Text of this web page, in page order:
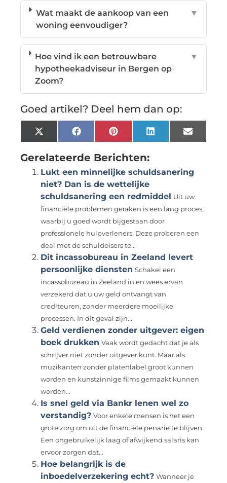
Wat maakt de aankoop van een
woning eenvoudiger?
▼
Hoe vind ik een betrouwbare
hypotheekadviseur in Bergen op
Zoom?
▼
Goed artikel? Deel hem dan op:
X
(Twitter)
FacebookPinterestLinkedInEmail
Gerelateerde Berichten:
Lukt een minnelijke schuldsanering
niet? Dan is de wettelijke
schuldsanering een redmiddel Uit uw
financiële problemen geraken is een lang proces,
waarbij u goed wordt bijgestaan door
professionele hulpverleners. Deze proberen een
deal met de schuldeisers te...
Dit incassobureau in Zeeland levert
persoonlijke diensten Schakel een
incassobureau in Zeeland in en wees ervan
verzekerd dat u uw geld ontvangt van
crediteuren, zonder meerdere moeilijke
processen. In dit geval zijn...
Geld verdienen zonder uitgever: eigen
boek drukken Vaak wordt gedacht dat je als
schrijver niet zonder uitgever kunt. Maar als
muzikanten zonder platenlabel groot kunnen
worden en kunstzinnige films gemaakt kunnen
worden...
Is snel geld via Bankr lenen wel zo
verstandig? Voor enkele mensen is het een
grote zorg om uit de financiële penarie te blijven.
Een ongebruikelijk laag of afwijkend salaris kan
ervoor zorgen dat...
Hoe belangrijk is de
inboedelverzekering echt? Wanneer je